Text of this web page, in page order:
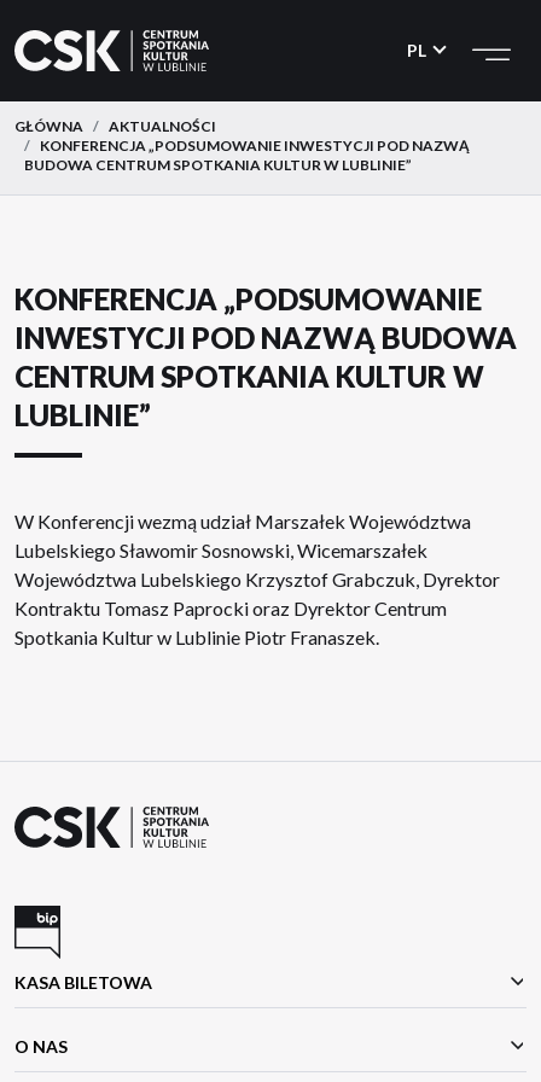
CSK
do
menu
do
treści
PL
GŁÓWNA
AKTUALNOŚCI
KONFERENCJA „PODSUMOWANIE INWESTYCJI POD NAZWĄ
BUDOWA CENTRUM SPOTKANIA KULTUR W LUBLINIE”
KONFERENCJA „PODSUMOWANIE
INWESTYCJI POD NAZWĄ BUDOWA
CENTRUM SPOTKANIA KULTUR W
LUBLINIE”
W Konferencji wezmą udział Marszałek Województwa
Lubelskiego Sławomir Sosnowski, Wicemarszałek
Województwa Lubelskiego Krzysztof Grabczuk, Dyrektor
Kontraktu Tomasz Paprocki oraz Dyrektor Centrum
Spotkania Kultur w Lublinie Piotr Franaszek.
KASA BILETOWA
O NAS